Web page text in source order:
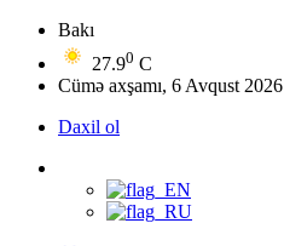
Bakı
27.90 C
Cümə axşamı, 6 Avqust 2026
Daxil ol